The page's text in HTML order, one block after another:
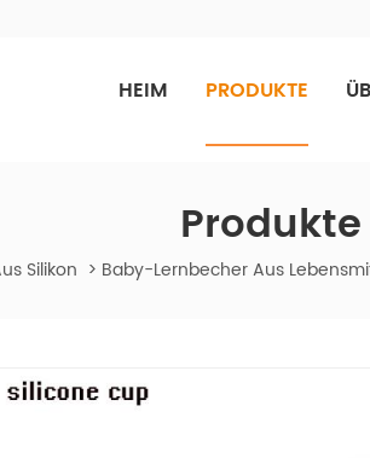
HEIM PRODUKTE
Produkte
Silikon > Baby-Lernbecher Aus